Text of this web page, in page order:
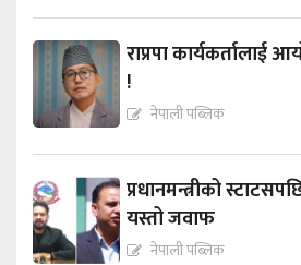
राप्रपा कार्यकर्तालाई
!
नेपाली पब्लिक
प्रधानमन्त्रीको
यस्तो जवाफ
नेपाली पब्लिक